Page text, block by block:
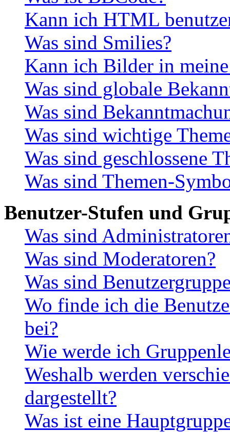
Kann ich HTML
Was sind Smilies?
Kann ich Bilder in
Was sind globale
Was sind
Was sind wichtige
Was sind geschlossene
Was sind Themen-
Benutzer-Stufen und
Was sind
Was sind Moderatoren?
Was sind
Wo finde ich die
bei?
Wie werde ich
Weshalb werden
dargestellt?
Was ist eine